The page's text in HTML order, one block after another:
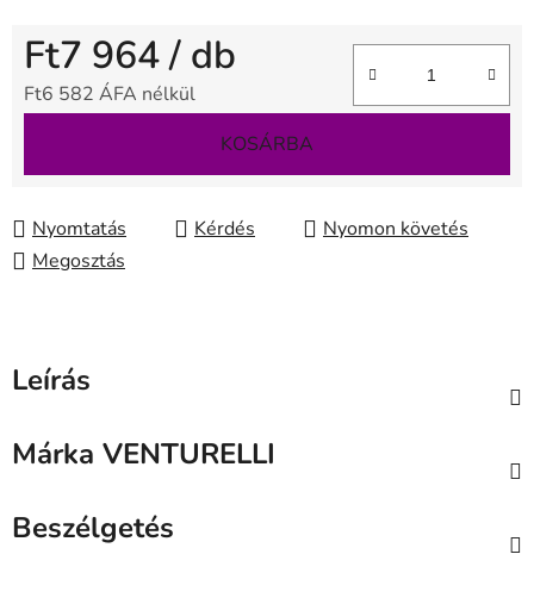
Ft7 964/ db
Ft6 582 ÁFA nélkül
KOSÁRBA
Nyomtatás Kérdés
Nyomon követés
Megosztás
Leírás
Márka VENTURELLI
Beszélgetés